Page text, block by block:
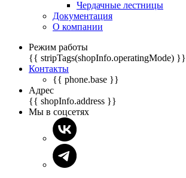
Чердачные лестницы
Документация
О компании
Режим работы
{{ stripTags(shopInfo.operatingMode) }}
Контакты
{{ phone.base }}
Адрес
{{ shopInfo.address }}
Мы в соцсетях